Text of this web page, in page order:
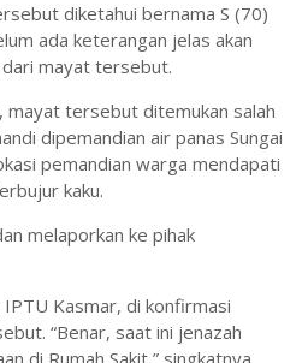
diketahui bernama S (70)
ada keterangan jelas akan
mayat tersebut.
tersebut ditemukan salah
dipemandian air panas Sungai
pemandian warga mendapati
kaku.
melaporkan ke pihak
Kasmar, di konfirmasi
“Benar, saat ini jenazah